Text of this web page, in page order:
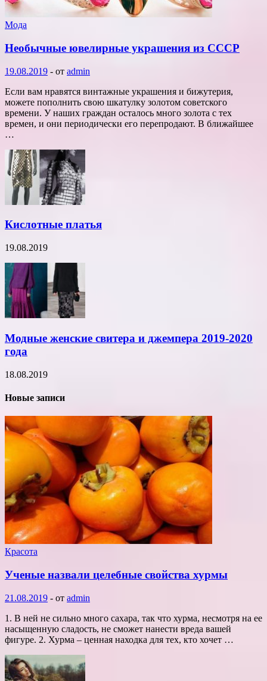
Мода
Необычные ювелирные украшения из СССР
19.08.2019 - от admin
Если вам нравятся винтажные украшения и бижутерия,
можете пополнить свою шкатулку золотом советского
времени. У наших граждан осталось много золота с тех
времен, и они периодически его перепродают. В ближайшее
…
Кислотные платья
19.08.2019
Модные женские свитера и джемпера 2019-2020
года
18.08.2019
Новые записи
Красота
Ученые назвали целебные свойства хурмы
21.08.2019 - от admin
1. В ней не сильно много сахара, так что хурма, несмотря на ее
насыщенную сладость, не сможет нанести вреда вашей
фигуре. 2. Хурма – ценная находка для тех, кто хочет …